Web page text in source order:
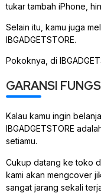
tukar tambah iPhone,
Selain itu, kamu juga
IBGADGETSTORE.
Pokoknya, di
GARANSI
Kalau kamu ingin
IBGADGETSTORE
setiamu.
Cukup datang ke toko
kami akan mengcover
sangat jarang sekali